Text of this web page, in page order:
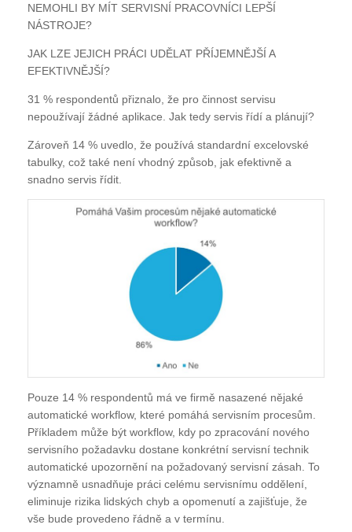
NEMOHLI BY MÍT SERVISNÍ PRACOVNÍCI LEPŠÍ
NÁSTROJE?
JAK LZE JEJICH PRÁCI UDĚLAT PŘÍJEMNĚJŠÍ A
EFEKTIVNĚJŠÍ?
31 % respondentů přiznalo, že pro činnost servisu
nepoužívají žádné aplikace. Jak tedy servis řídí a plánují?
Zároveň 14 % uvedlo, že používá standardní excelovské
tabulky, což také není vhodný způsob, jak efektivně a
snadno servis řídit.
Pouze 14 % respondentů má ve firmě nasazené nějaké
automatické workflow, které pomáhá servisním procesům.
Příkladem může být workflow, kdy po zpracování nového
servisního požadavku dostane konkrétní servisní technik
automatické upozornění na požadovaný servisní zásah. To
významně usnadňuje práci celému servisnímu oddělení,
eliminuje rizika lidských chyb a opomenutí a zajišťuje, že
vše bude provedeno řádně a v termínu.